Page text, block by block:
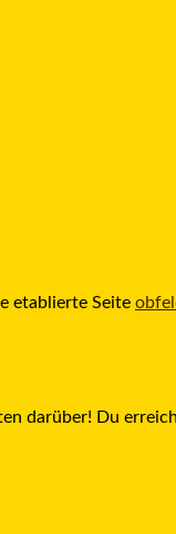
etablierte Seite
darüber! Du